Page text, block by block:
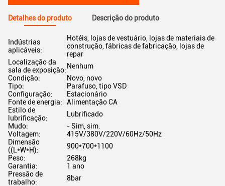
Detalhes do produto Descrição do produto
Indústrias
aplicáveis:
Hotéis, lojas de vestuário, lojas de materiais de
construção, fábricas de fabricação, lojas de
repar
Localização da
sala de exposição: Nenhum
Condição:
Novo, novo
Tipo:
Parafuso, tipo VSD
Configuração:
Estacionário
Fonte de energia:
Alimentação CA
Estilo de
lubrificação:
Lubrificado
Mudo:
- Sim, sim.
Voltagem:
415V/380V/220V/60Hz/50Hz
Dimensão
((L*W*H):
900*700*1100
Peso:
268kg
Garantia:
1 ano
Pressão de
trabalho:
8bar